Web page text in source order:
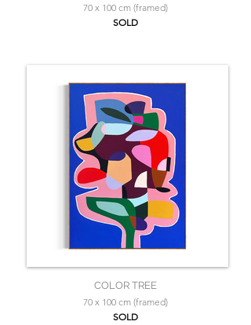
70 x 100 cm (framed)
SOLD
COLOR TREE
70 x 100 cm (framed)
SOLD